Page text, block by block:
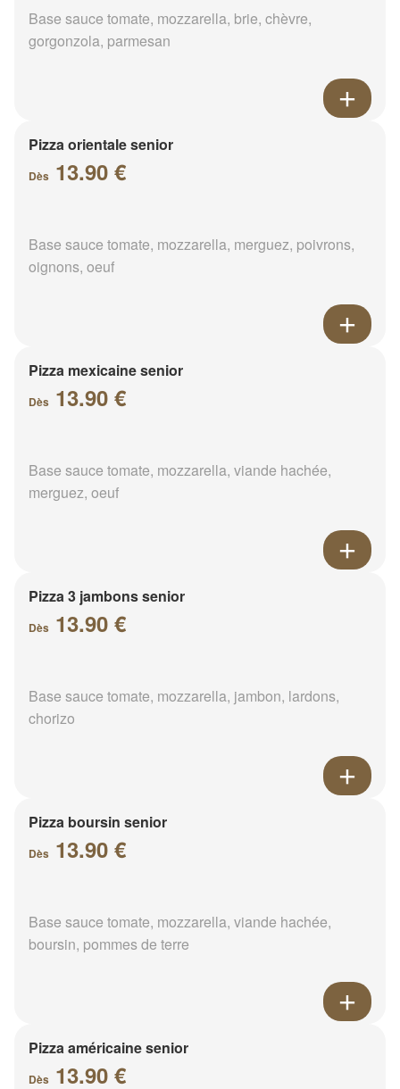
Base sauce tomate, mozzarella, brie, chèvre,
gorgonzola, parmesan
Pizza orientale senior
Dès 13.90 €
Base sauce tomate, mozzarella, merguez, poivrons,
oignons, oeuf
Pizza mexicaine senior
Dès 13.90 €
Base sauce tomate, mozzarella, viande hachée,
merguez, oeuf
Pizza 3 jambons senior
Dès 13.90 €
Base sauce tomate, mozzarella, jambon, lardons,
chorizo
Pizza boursin senior
Dès 13.90 €
Base sauce tomate, mozzarella, viande hachée,
boursin, pommes de terre
Pizza américaine senior
Dès 13.90 €